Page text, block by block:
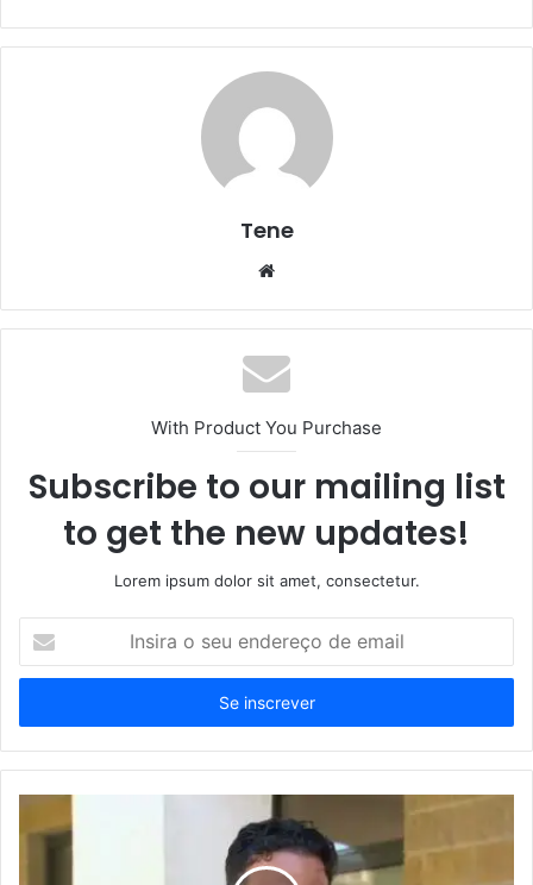
Tene
Website
With Product You Purchase
Subscribe to our mailing list
to get the new updates!
Lorem ipsum dolor sit amet, consectetur.
seu
de
email